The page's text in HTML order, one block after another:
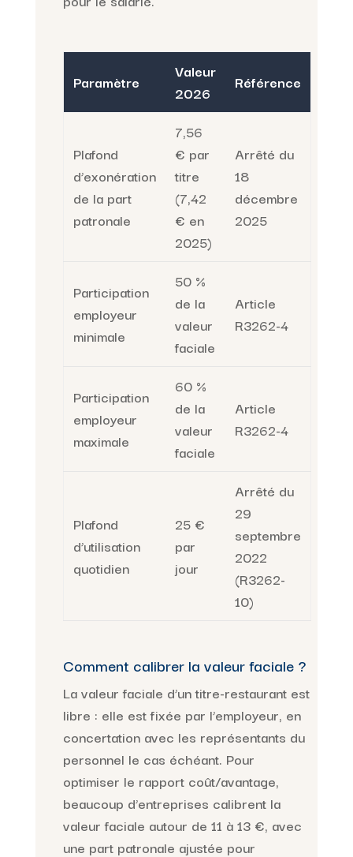
Paramètre
Valeur
2026
Référence
Plafond
d’exonération
de la part
patronale
7,56
€ par
titre
(7,42
€ en
2025)
Arrêté du
18
décembre
2025
Participation
employeur
minimale
50 %
de la
valeur
faciale
Article
R3262-4
Participation
employeur
maximale
60 %
de la
valeur
faciale
Article
R3262-4
Plafond
d’utilisation
quotidien
25 €
par
jour
Arrêté du
29
septembre
2022
(R3262-
10)
Comment calibrer la valeur faciale ?
La valeur faciale d’un titre-restaurant est
libre : elle est fixée par l’employeur, en
concertation avec les représentants du
personnel le cas échéant. Pour
optimiser le rapport coût/avantage,
beaucoup d’entreprises calibrent la
valeur faciale autour de 11 à 13 €, avec
une part patronale ajustée pour